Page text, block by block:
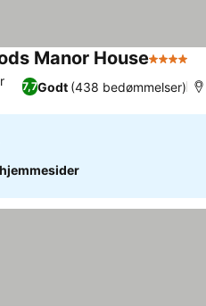
Manor House4 Stjerner
7,7Godt (438 bedømmelser)